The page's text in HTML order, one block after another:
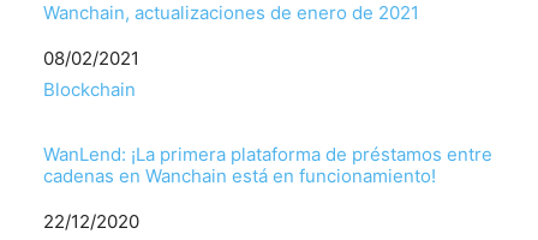
Wanchain, actualizaciones de enero de 2021
Fecha
08/02/2021
Respecto a
Blockchain
WanLend: ¡La primera plataforma de préstamos entre
cadenas en Wanchain está en funcionamiento!
Fecha
22/12/2020